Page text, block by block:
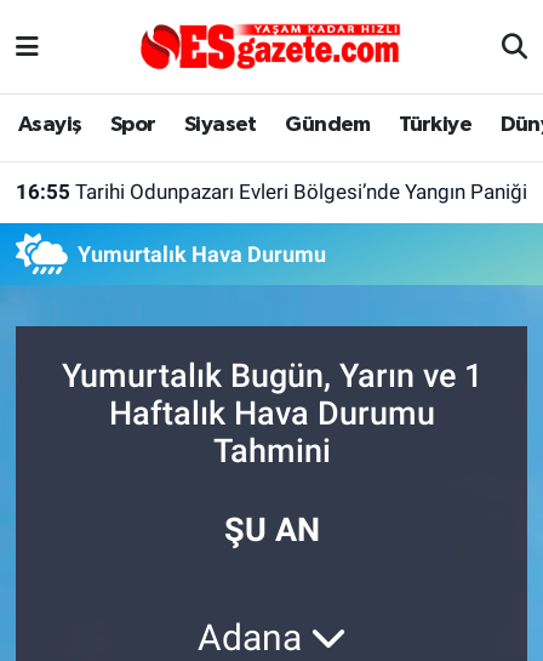
Asayiş Spor Siyaset Gündem Türkiye
16:55 Tarihi Odunpazarı Evleri Bölgesi’nde Yangın Paniği
Yumurtalık Hava Durumu
Yumurtalık Bugün, Yarın ve 1
Haftalık Hava Durumu
Tahmini
ŞU AN
Adana
Asayiş
Dünya
Alış-Veriş/İş dünyası
Yaşam
Röportaj
Eskişehir Nöbetçi Eczaneler
Son Dakika Haberleri